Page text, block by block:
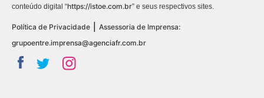
conteúdo digital “https://istoe.com.br” e seus respectivos sites.
Política de Privacidade
Assessoria de Imprensa:
grupoentre.imprensa@agenciafr.com.br